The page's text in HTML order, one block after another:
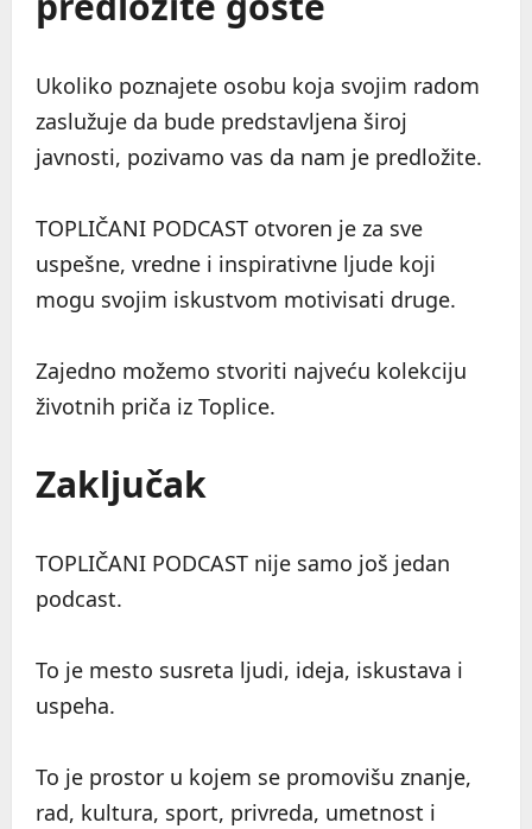
Ukoliko poznajete osobu koja svojim radom
zaslužuje da bude predstavljena široj
javnosti, pozivamo vas da nam je predložite.
TOPLIČANI PODCAST otvoren je za sve
uspešne, vredne i inspirativne ljude koji
mogu svojim iskustvom motivisati druge.
Zajedno možemo stvoriti najveću kolekciju
životnih priča iz Toplice.
Zaključak
TOPLIČANI PODCAST nije samo još jedan
podcast.
To je mesto susreta ljudi, ideja, iskustava i
uspeha.
To je prostor u kojem se promovišu znanje,
rad, kultura, sport, privreda, umetnost i